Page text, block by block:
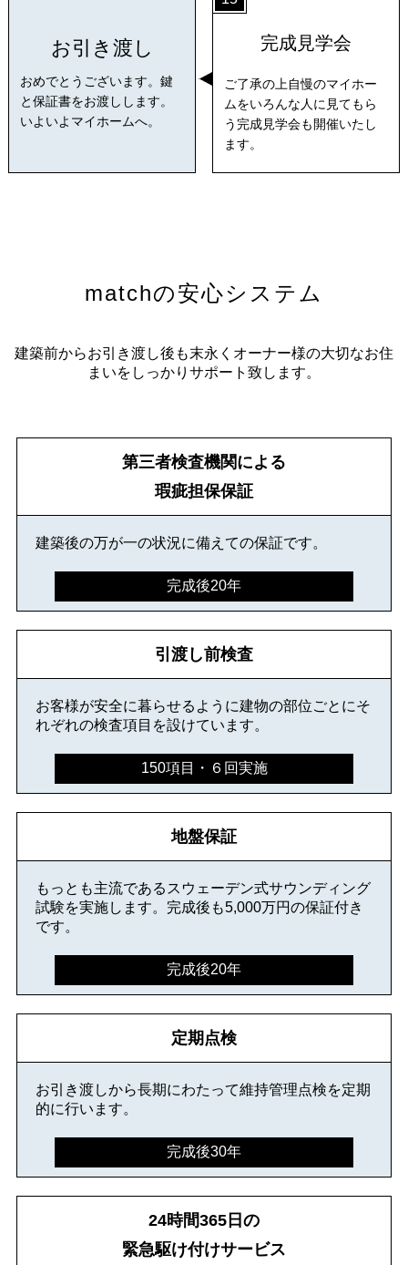
お引き渡し
おめでとうございます。鍵
と保証書をお渡しします。
いよいよマイホームへ。
完成見学会
ご了承の上自慢のマイホー
ムをいろんな人に見てもら
う完成見学会も開催いたし
ます。
matchの安心システム
建築前からお引き渡し後も末永くオーナー様の大切なお住
まいをしっかりサポート致します。
第三者検査機関による
瑕疵担保保証
建築後の万が一の状況に備えての保証です。
完成後20年
引渡し前検査
お客様が安全に暮らせるように建物の部位ごとにそ
れぞれの検査項目を設けています。
150項目・６回実施
地盤保証
もっとも主流であるスウェーデン式サウンディング
試験を実施します。完成後も5,000万円の保証付き
です。
完成後20年
定期点検
お引き渡しから長期にわたって維持管理点検を定期
的に行います。
完成後30年
24時間365日の
緊急駆け付けサービス